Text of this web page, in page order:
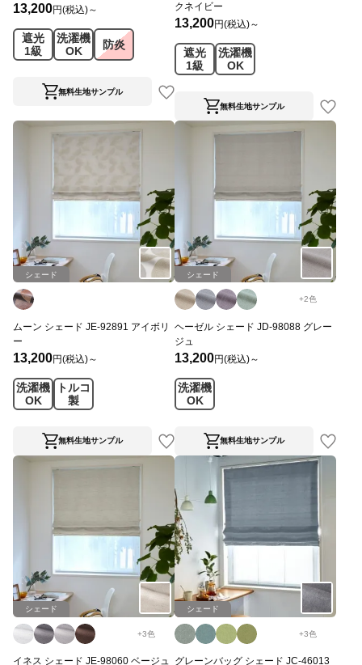
13,200円(税込)～
遮光
1級
洗濯機
OK
防炎
無料生地サンプル
クネイビー
13,200円(税込)～
遮光
1級
洗濯機
OK
無料生地サンプル
シェード
ムーン シェード JE-92891 アイボリ
ー
13,200円(税込)～
洗濯機
OK
トルコ
製
無料生地サンプル
シェード
+2色
ヘーゼル シェード JD-98088 グレー
ジュ
13,200円(税込)～
洗濯機
OK
無料生地サンプル
シェード
+3色
イネス シェード JE-98060 ベージュ
シェード
+3色
グレーンバッグ シェード JC-46013